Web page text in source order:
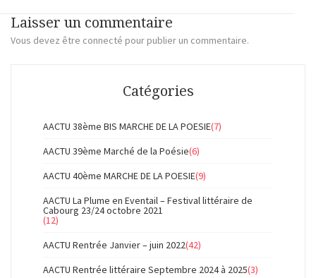
Laisser un commentaire
Vous devez être connecté pour publier un commentaire.
Catégories
AACTU 38ème BIS MARCHE DE LA POESIE(7)
AACTU 39ème Marché de la Poésie(6)
AACTU 40ème MARCHE DE LA POESIE(9)
AACTU La Plume en Eventail – Festival littéraire de
Cabourg 23/24 octobre 2021
(12)
AACTU Rentrée Janvier – juin 2022(42)
AACTU Rentrée littéraire Septembre 2024 à 2025(3)